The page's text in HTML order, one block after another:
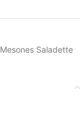
Mesones Saladette